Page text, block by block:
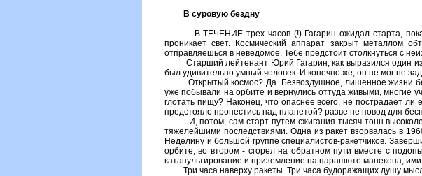
В суровую бездну
В ТЕЧЕНИЕ трех часов (!) Гагарин ожидал старта, пока
проникает свет. Космический аппарат закрыт металлом
отправляешься в неведомое. Тебе предстоит столкнуться с
Старший лейтенант Юрий Гагарин, как выразился один из
был удивительно умный человек. И конечно же, он не мог не
Открытый космос? Да. Безвоздушное, лишенное жизни
уже побывали на орбите и вернулись оттуда живыми, многие
глотать пищу? Наконец, что опаснее всего, не пострадает
предстояло пронестись над планетой? разве не повод для
И, потом, сам старт путем сжигания тысяч тонн
тяжелейшими последствиями. Одна из ракет взорвалась в
Неделину и большой группе специалистов-ракетчиков.
орбите, во втором - сгорел на обратном пути вместе с
катапультирование и приземление на парашюте манекена,
Три часа наверху ракеты. Три часа будоражащих душу